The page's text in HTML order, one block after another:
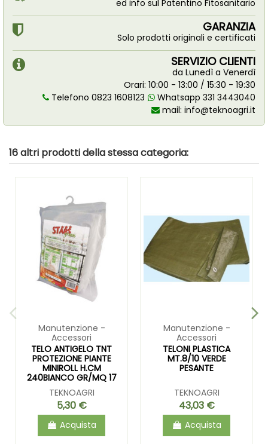
ed info sul Patentino Fitosanitario
GARANZIA
Solo prodotti originali e certificati
SERVIZIO CLIENTI
da Lunedì a Venerdì
Orari: 10:00 - 13:00 / 15:30 - 19:30
Telefono 0823 1608123
Whatsapp 331 3443040
mail: info@teknoagri.it
16 altri prodotti della stessa categoria:
Manutenzione -
Accessori
TELO ANTIGELO TNT
PROTEZIONE PIANTE
MINIROLL H.CM
240BIANCO GR/MQ 17
TEKNOAGRI
5,30 €
Acquista
Manutenzione -
Accessori
TELONI PLASTICA
MT.8/10 VERDE
PESANTE
TEKNOAGRI
43,03 €
Acquista